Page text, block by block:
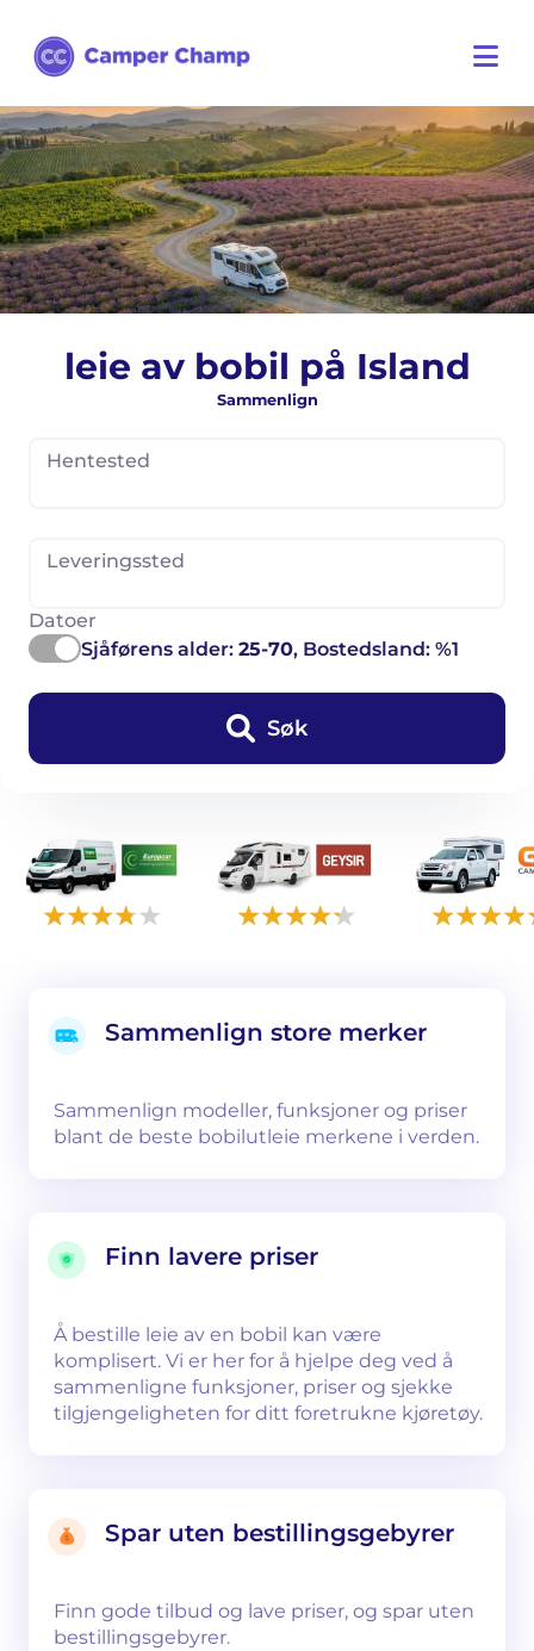
leie av bobil på Island
Sammenlign
Hentested
Leveringssted
Datoer
Sjåførens alder: 25-70, Bostedsland: %1
Søk
Sammenlign store merker
Sammenlign modeller, funksjoner og priser
blant de beste bobilutleie merkene i verden.
Finn lavere priser
Å bestille leie av en bobil kan være
komplisert. Vi er her for å hjelpe deg ved å
sammenligne funksjoner, priser og sjekke
tilgjengeligheten for ditt foretrukne kjøretøy.
Spar uten bestillingsgebyrer
Finn gode tilbud og lave priser, og spar uten
bestillingsgebyrer.